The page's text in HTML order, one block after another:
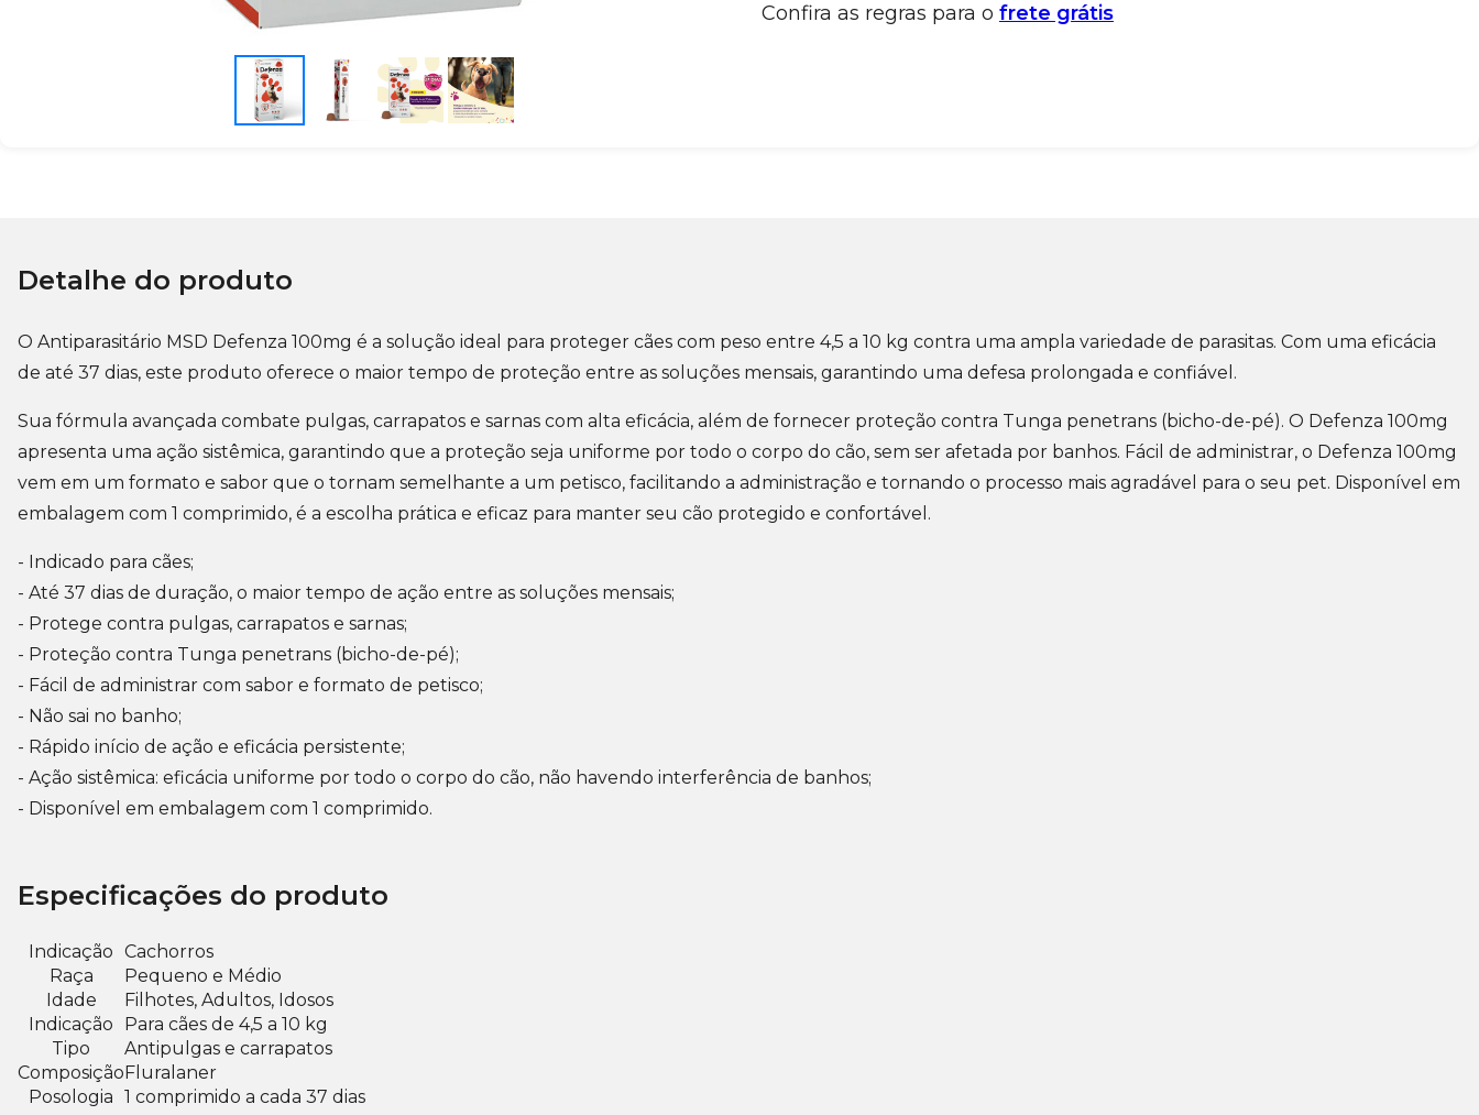
Confira as regras para o frete grátis
Detalhe do produto
O Antiparasitário MSD Defenza 100mg é a solução ideal para proteger cães com peso entre 4,5 a 10 kg contra uma ampla variedade de parasitas. Com uma eficácia
de até 37 dias, este produto oferece o maior tempo de proteção entre as soluções mensais, garantindo uma defesa prolongada e confiável.
Sua fórmula avançada combate pulgas, carrapatos e sarnas com alta eficácia, além de fornecer proteção contra Tunga penetrans (bicho-de-pé). O Defenza 100mg
apresenta uma ação sistêmica, garantindo que a proteção seja uniforme por todo o corpo do cão, sem ser afetada por banhos. Fácil de administrar, o Defenza 100mg
vem em um formato e sabor que o tornam semelhante a um petisco, facilitando a administração e tornando o processo mais agradável para o seu pet. Disponível em
embalagem com 1 comprimido, é a escolha prática e eficaz para manter seu cão protegido e confortável.
- Indicado para cães;
- Até 37 dias de duração, o maior tempo de ação entre as soluções mensais;
- Protege contra pulgas, carrapatos e sarnas;
- Proteção contra Tunga penetrans (bicho-de-pé);
- Fácil de administrar com sabor e formato de petisco;
- Não sai no banho;
- Rápido início de ação e eficácia persistente;
- Ação sistêmica: eficácia uniforme por todo o corpo do cão, não havendo interferência de banhos;
- Disponível em embalagem com 1 comprimido.
Especificações do produto
Indicação Cachorros
Raça
Pequeno e Médio
Idade
Filhotes, Adultos, Idosos
Indicação
Para cães de 4,5 a 10 kg
Tipo
Antipulgas e carrapatos
ComposiçãoFluralaner
Posologia 1 comprimido a cada 37 dias